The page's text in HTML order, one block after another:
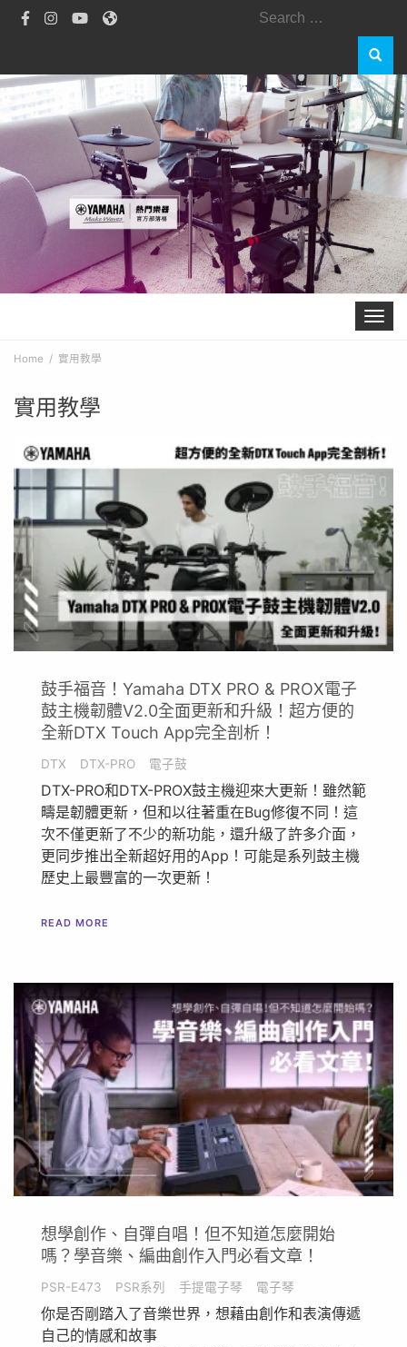
Search
Toggle
Home 實用教學
實用教學
鼓手福音！Yamaha DTX PRO & PROX電子
鼓主機韌體V2.0全面更新和升級！超方便的
全新DTX Touch App完全剖析！
DTX DTX-PRO 電子鼓
DTX-PRO和DTX-PROX鼓主機迎來大更新！雖然範
疇是韌體更新，但和以往著重在Bug修復不同！這
次不僅更新了不少的新功能，還升級了許多介面，
更同步推出全新超好用的App！可能是系列鼓主機
歷史上最豐富的一次更新！
READ MORE
想學創作、自彈自唱！但不知道怎麼開始
嗎？學音樂、編曲創作入門必看文章！
PSR-E473 PSR系列 手提電子琴 電子琴
你是否剛踏入了音樂世界，想藉由創作和表演傳遞
自己的情感和故事